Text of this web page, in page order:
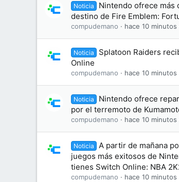
Noticia
Nintendo ofrece más
destino de Fire Emblem:
compudemano hace 10 minutos
Noticia
Splatoon Raiders
Online
compudemano hace 10 minutos
Noticia
Nintendo ofrece
por el terremoto de
compudemano hace 10 minutos
Noticia
A partir de mañana
juegos más exitosos de
tienes Switch Online: NBA
compudemano hace 10 minutos